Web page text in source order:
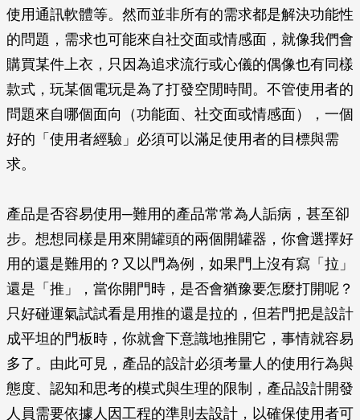
使用通訊軟體等。然而並非所有的需求都是解決功能性
的問題，需求也可能來自社交面或情感面，就像我們會
購買某件上衣，只因為追求流行或心儀的偶像也有同樣
款式，玩某個電玩是為了打發空閒時間。不管使用者的
問題來自哪個面向（功能面、社交面或情感面），一個
好的「使用者經驗」必須可以滿足使用者的目標與需
求。
產品是否容易使用─難用的產品常常為人詬病，甚至卻
步。想想同樣是用來開罐頭的兩個開罐器，你會選擇好
用的還是難用的？又以門為例，如果門上沒有寫「拉」
還是「推」，當你開門時，是否會猶豫要怎麼打開呢？
只好碰運氣試試看是用推的還是拉的，但若門把是設計
成平坦的門板時，你就會下意識地推開它，事情就容易
多了。由此可見，產品的設計必須考量人的使用行為與
態度、認知和思考的模式與生理的限制，產品設計開發
人員需要依據人因工程的準則去設計，以確保使用者可